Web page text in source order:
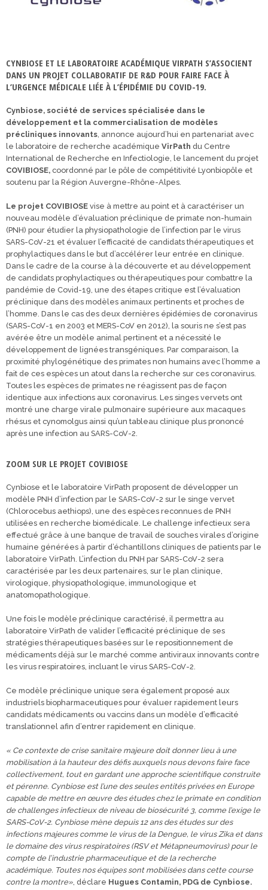
CYNBIOSE ET LE LABORATOIRE ACADÉMIQUE VIRPATH S’ASSOCIENT
DANS UN PROJET COLLABORATIF DE R&D POUR FAIRE FACE À
L’URGENCE MÉDICALE LIÉE À L’ÉPIDÉMIE DU COVID-19.
Cynbiose, société de services spécialisée dans le
développement et la commercialisation de modèles
précliniques innovants, annonce aujourd’hui en partenariat avec
le laboratoire de recherche académique VirPath du Centre
International de Recherche en Infectiologie, le lancement du projet
COVIBIOSE, coordonné par le pôle de compétitivité Lyonbiopôle et
soutenu par la Région Auvergne-Rhône-Alpes.
Le projet COVIBIOSE vise à mettre au point et à caractériser un
nouveau modèle d’évaluation préclinique de primate non-humain
(PNH) pour étudier la physiopathologie de l’infection par le virus
SARS-CoV-21 et évaluer l’efficacité de candidats thérapeutiques et
prophylactiques dans le but d’accélérer leur entrée en clinique.
Dans le cadre de la course à la découverte et au développement
de candidats prophylactiques ou thérapeutiques pour combattre la
pandémie de Covid-19, une des étapes critique est l’évaluation
préclinique dans des modèles animaux pertinents et proches de
l’homme. Dans le cas des deux dernières épidémies de coronavirus
(SARS-CoV-1 en 2003 et MERS-CoV en 2012), la souris ne s’est pas
avérée être un modèle animal pertinent et a nécessité le
développement de lignées transgéniques. Par comparaison, la
proximité phylogénétique des primates non humains avec l’homme a
fait de ces espèces un atout dans la recherche sur ces coronavirus.
Toutes les espèces de primates ne réagissent pas de façon
identique aux infections aux coronavirus. Les singes vervets ont
montré une charge virale pulmonaire supérieure aux macaques
rhésus et cynomolgus ainsi qu’un tableau clinique plus prononcé
après une infection au SARS-CoV-2.
ZOOM SUR LE PROJET COVIBIOSE
Cynbiose et le laboratoire VirPath proposent de développer un
modèle PNH d’infection par le SARS-CoV-2 sur le singe vervet
(Chlorocebus aethiops), une des espèces reconnues de PNH
utilisées en recherche biomédicale. Le challenge infectieux sera
effectué grâce à une banque de travail de souches virales d’origine
humaine générées à partir d’échantillons cliniques de patients par le
laboratoire VirPath. L’infection du PNH par SARS-CoV-2 sera
caractérisée par les deux partenaires, sur le plan clinique,
virologique, physiopathologique, immunologique et
anatomopathologique.
Une fois le modèle préclinique caractérisé, il permettra au
laboratoire VirPath de valider l’efficacité préclinique de ses
stratégies thérapeutiques basées sur le repositionnement de
médicaments déjà sur le marché comme antiviraux innovants contre
les virus respiratoires, incluant le virus SARS-CoV-2.
Ce modèle préclinique unique sera également proposé aux
industriels biopharmaceutiques pour évaluer rapidement leurs
candidats médicaments ou vaccins dans un modèle d’efficacité
translationnel afin d’entrer rapidement en clinique.
« Ce contexte de crise sanitaire majeure doit donner lieu à une
mobilisation à la hauteur des défis auxquels nous devons faire face
collectivement, tout en gardant une approche scientifique construite
et pérenne. Cynbiose est l’une des seules entités privées en Europe
capable de mettre en œuvre des études chez le primate en condition
de challenges infectieux de niveau de biosécurité 3, comme l’exige le
SARS-CoV-2. Cynbiose mène depuis 12 ans des études sur des
infections majeures comme le virus de la Dengue, le virus Zika et dans
le domaine des virus respiratoires (RSV et Métapneumovirus) pour le
compte de l’industrie pharmaceutique et de la recherche
académique. Toutes nos équipes sont mobilisées dans cette course
contre la montre», déclare Hugues Contamin, PDG de Cynbiose.